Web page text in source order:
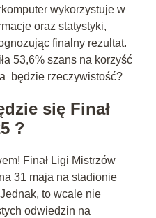
wykorzystuje w
oraz statystyki,
finalny rezultat.
53,6% szans na korzyść
będzie rzeczywistość?
się Finał
?
Finał Ligi Mistrzów
31 maja na stadionie
to wcale nie
odwiedzin na